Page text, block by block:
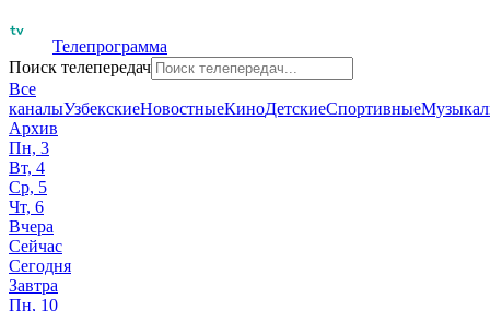
Телепрограмма
Поиск телепередач
Все
каналыУзбекскиеНовостныеКиноДетскиеСпортивные
Архив
Пн, 3
Вт, 4
Ср, 5
Чт, 6
Вчера
Сейчас
Сегодня
Завтра
Пн, 10